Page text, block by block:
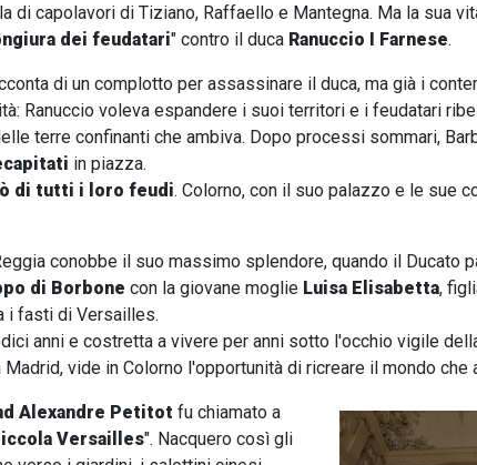
di capolavori di Tiziano, Raffaello e Mantegna. Ma la sua
dei feudatari" contro il duca Ranuccio I Farnese.
di un complotto per assassinare il duca, ma già i
Ranuccio voleva espandere i suoi territori e i feudatari
terre confinanti che ambiva. Dopo processi sommari,
in piazza.
di tutti i loro feudi. Colorno, con il suo palazzo e le sue
conobbe il suo massimo splendore, quando il Ducato
di Borbone con la giovane moglie Luisa Elisabetta,
i fasti di Versailles.
anni e costretta a vivere per anni sotto l'occhio vigile
Madrid, vide in Colorno l'opportunità di ricreare il mondo che
Alexandre Petitot fu chiamato a
Versailles". Nacquero così gli